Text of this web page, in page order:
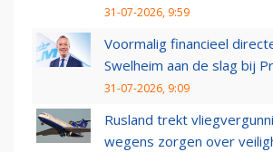
31-07-2026, 9:59
Voormalig financieel
Swelheim aan de slag bij
31-07-2026, 9:09
Rusland trekt
wegens zorgen over